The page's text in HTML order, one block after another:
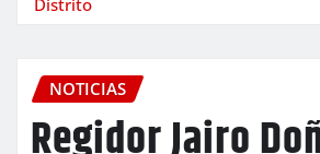
NOTICIAS
Regidor Jairo